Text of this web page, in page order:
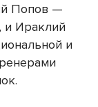
Попов —
и Ираклий
и